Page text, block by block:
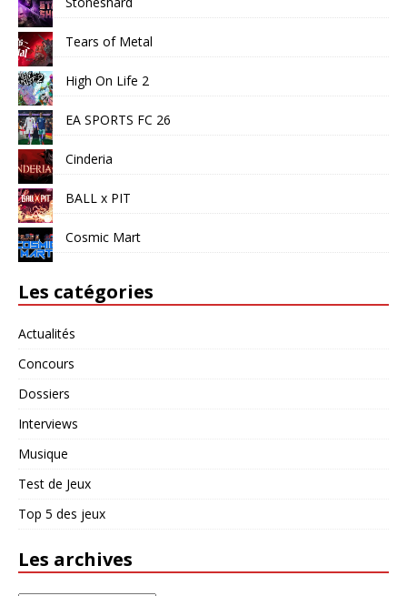
Tears of Metal
High On Life 2
EA SPORTS FC 26
Cinderia
BALL x PIT
Cosmic Mart
Les catégories
Actualités
Concours
Dossiers
Interviews
Musique
Test de Jeux
Top 5 des jeux
Les archives